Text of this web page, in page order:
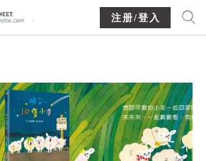
注册/登入